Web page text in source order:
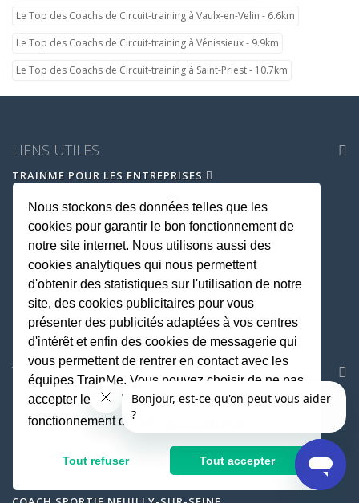
Le Top des Coachs de Circuit-training à Vaulx-en-Velin - 6.6km
Le Top des Coachs de Circuit-training à Vénissieux - 9.9km
Le Top des Coachs de Circuit-training à Saint-Priest - 10.7km
LIENS UTILES
TRAINME POUR LES ENTREPRISES
LES POINTS TRAINME
LE PROGRAMME DE PARRAINAGE
FAQ
PRESSE ET MÉDIAS
PARTENARIAT
LA SEMAINE DE LA QVT
VILLES
COACH SPORTIF PARIS
COACH SPORTIF LYON
COACH SPORTIF NICE
Nous stockons des données telles que les
cookies pour garantir le bon fonctionnement de
notre site internet. Nous utilisons aussi des
cookies analytiques qui nous permettent
d'obtenir des statistiques sur l'utilisation de notre
site, des cookies publicitaires pour vous
présenter des publicités adaptées à vos centres
d'intérêt et enfin des cookies de messagerie qui
vous permettent de rentrer en contact avec les
équipes TrainMe. Vous pouvez choisir de ne pas
accepter les cookies non indispensables au
fonctionnement du site.
Tout refuser Tout accepter